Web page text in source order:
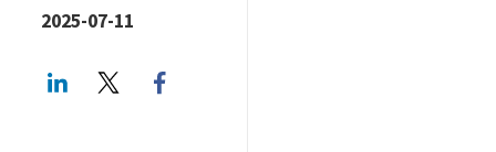
2025-07-11
LinkedInTwitter